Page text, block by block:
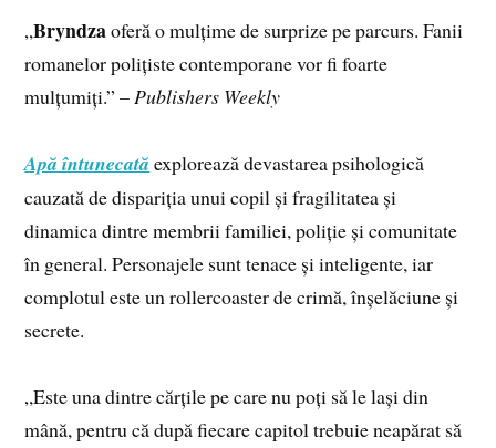
„Bryndzaoferă o mulțime de surprize pe parcurs. Fanii
romanelor polițiste contemporane vor fi foarte
mulțumiți.” –Publishers Weekly
Apă întunecată explorează devastarea psihologică
cauzată de dispariția unui copil și fragilitatea și
dinamica dintre membrii familiei, poliție și comunitate
în general. Personajele sunt tenace și inteligente, iar
complotul este un rollercoaster de crimă, înșelăciune și
secrete.
„Este una dintre cărțile pe care nu poți să le lași din
mână, pentru că după fiecare capitol trebuie neapărat să